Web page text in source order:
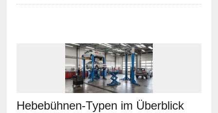
Hebebühnen-Typen im Überblick